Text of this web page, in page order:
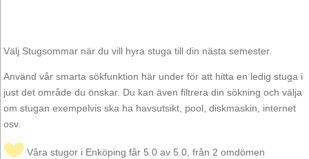
Välj Stugsommar när du vill hyra stuga till din nästa semester.
Använd vår smarta sökfunktion här under för att hitta en ledig stuga i
just det område du önskar. Du kan även filtrera din sökning och välja
om stugan exempelvis ska ha havsutsikt, pool, diskmaskin, internet
osv.
Våra stugor i Enköping får 5.0 av 5.0, från 2 omdömen